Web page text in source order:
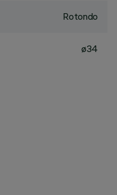
Rotondo
ø34